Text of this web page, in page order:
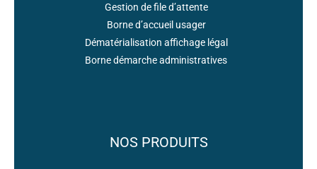
Gestion de file d’attente
Borne d’accueil usager
Dématérialisation affichage légal
Borne démarche administratives
NOS PRODUITS